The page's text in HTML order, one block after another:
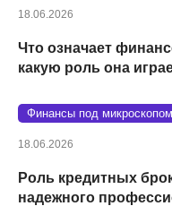
18.06.2026
Что означает
какую роль она
Финансы под микроскопом
18.06.2026
Роль кредитных
надежного